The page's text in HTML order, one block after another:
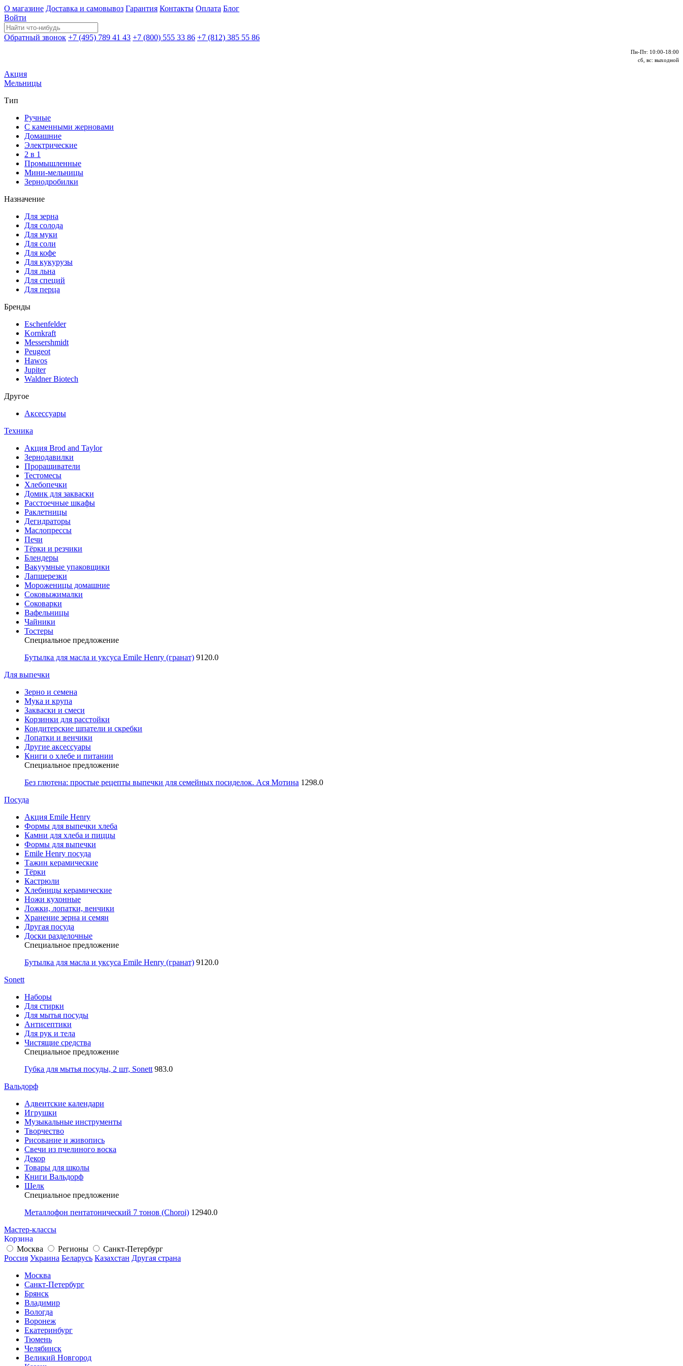
О магазине Доставка и самовывоз Гарантия Контакты Оплата Блог
Войти
Обратный звонок +7 (495) 789 41 43 +7 (800) 555 33 86 +7 (812) 385 55 86
Пн-Пт: 10:00-18:00
сб, вс: выходной
Акция
Мельницы
Тип
Ручные
С каменными жерновами
Домашние
Электрические
2 в 1
Промышленные
Мини-мельницы
Зернодробилки
Назначение
Для зерна
Для солода
Для муки
Для соли
Для кофе
Для кукурузы
Для льна
Для специй
Для перца
Бренды
Eschenfelder
Kornkraft
Messershmidt
Peugeot
Hawos
Jupiter
Waldner Biotech
Другое
Аксессуары
Техника
Акция Brod and Taylor
Зернодавилки
Проращиватели
Тестомесы
Хлебопечки
Домик для закваски
Расстоечные шкафы
Раклетницы
Дегидраторы
Маслопрессы
Печи
Тёрки и резчики
Блендеры
Вакуумные упаковщики
Лапшерезки
Мороженицы домашние
Соковыжималки
Соковарки
Вафельницы
Чайники
Тостеры
Специальное предложение
Бутылка для масла и уксуса Emile Henry (гранат) 9120.0
Для выпечки
Зерно и семена
Мука и крупа
Закваски и смеси
Корзинки для расстойки
Кондитерские шпатели и скребки
Лопатки и венчики
Другие аксессуары
Книги о хлебе и питании
Специальное предложение
Без глютена: простые рецепты выпечки для семейных посиделок. Ася Мотина 1298.0
Посуда
Акция Emile Henry
Формы для выпечки хлеба
Камни для хлеба и пиццы
Формы для выпечки
Emile Henry посуда
Тажин керамические
Тёрки
Кастрюли
Хлебницы керамические
Ножи кухонные
Ложки, лопатки, венчики
Хранение зерна и семян
Другая посуда
Доски разделочные
Специальное предложение
Бутылка для масла и уксуса Emile Henry (гранат) 9120.0
Sonett
Наборы
Для стирки
Для мытья посуды
Антисептики
Для рук и тела
Чистящие средства
Специальное предложение
Губка для мытья посуды, 2 шт, Sonett 983.0
Вальдорф
Адвентские календари
Игрушки
Музыкальные инструменты
Творчество
Рисование и живопись
Свечи из пчелиного воска
Декор
Товары для школы
Книги Вальдорф
Шелк
Специальное предложение
Металлофон пентатонический 7 тонов (Choroi) 12940.0
Мастер-классы
Корзина
Москва
Регионы
Санкт-Петербург
Россия Украина Беларусь Казахстан Другая страна
Москва
Санкт-Петербург
Брянск
Владимир
Вологда
Воронеж
Екатеринбург
Тюмень
Челябинск
Великий Новгород